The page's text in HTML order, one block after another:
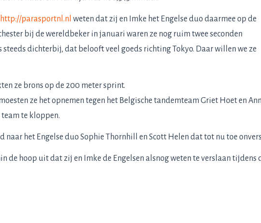
http://parasportnl.nl weten dat zij en Imke het Engelse duo daarmee op de
bij de wereldbeker in januari waren ze nog ruim twee seconden
steeds dichterbij, dat belooft veel goeds richting Tokyo. Daar willen we ze
ze brons op de 200 meter sprint.
ze het opnemen tegen het Belgische tandemteam Griet Hoet en
team te kloppen.
naar het Engelse duo Sophie Thornhill en Scott Helen dat tot nu toe
de hoop uit dat zij en Imke de Engelsen alsnog weten te verslaan